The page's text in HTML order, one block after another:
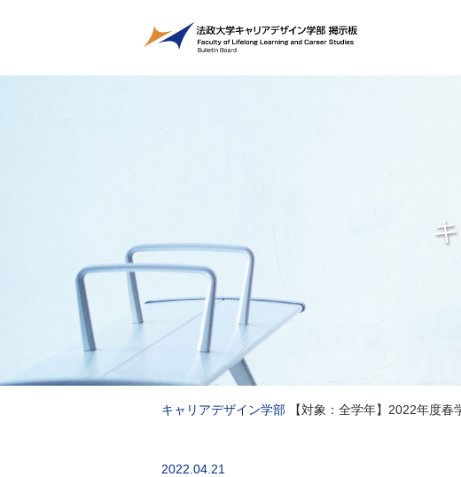
キャリアデザイン学部 【対象：全学年】2022年度
2022.04.21